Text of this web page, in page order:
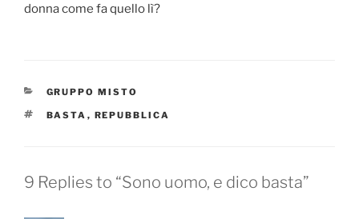
donna come fa quello lì?
CATEGORIES
GRUPPO MISTO
TAGS
BASTA , REPUBBLICA
9 Replies to “Sono uomo, e dico basta”